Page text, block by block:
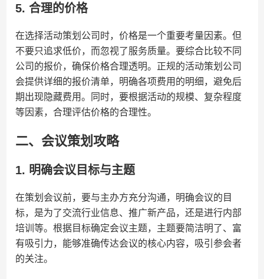
5. 合理的价格
在选择活动策划公司时，价格是一个重要考量因素。但
不要只追求低价，而忽视了服务质量。要综合比较不同
公司的报价，确保价格合理透明。正规的活动策划公司
会提供详细的报价清单，明确各项费用的明细，避免后
期出现隐藏费用。同时，要根据活动的规模、复杂程度
等因素，合理评估价格的合理性。
二、会议策划攻略
1. 明确会议目标与主题
在策划会议前，要与主办方充分沟通，明确会议的目
标，是为了交流行业信息、推广新产品，还是进行内部
培训等。根据目标确定会议主题，主题要简洁明了、富
有吸引力，能够准确传达会议的核心内容，吸引参会者
的关注。